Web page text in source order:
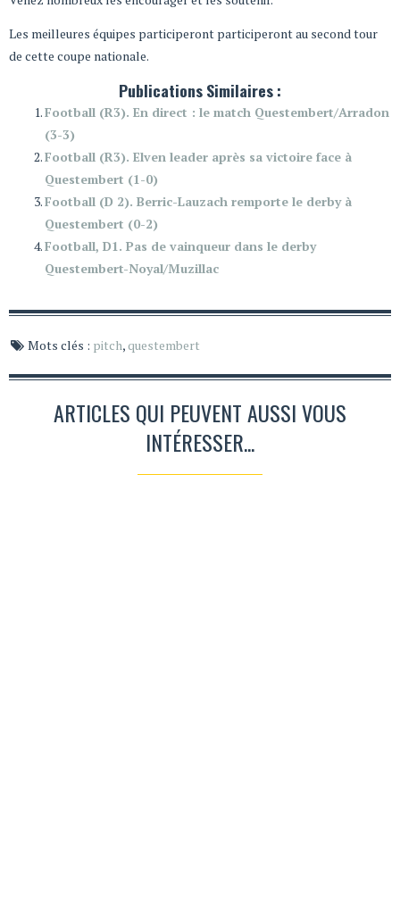
Les meilleures équipes participeront participeront au second tour
de cette coupe nationale.
Publications Similaires :
Football (R3). En direct : le match Questembert/Arradon
(3-3)
Football (R3). Elven leader après sa victoire face à
Questembert (1-0)
Football (D 2). Berric-Lauzach remporte le derby à
Questembert (0-2)
Football, D1. Pas de vainqueur dans le derby
Questembert-Noyal/Muzillac
Mots clés : pitch,questembert
ARTICLES QUI PEUVENT AUSSI VOUS
INTÉRESSER...